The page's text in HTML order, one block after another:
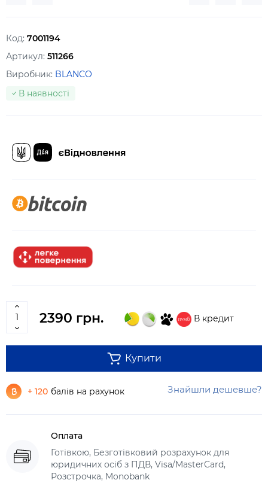
Код: 7001194
Артикул: 511266
Виробник: BLANCO
В наявності
2390 грн. В кредит
Купити
+ 120 балів на рахунок Знайшли дешевше?
Оплата
Готівкою, Безготівковий розрахунок для
юридичних осіб з ПДВ, Visa/MasterCard,
Розстрочка, Monobank